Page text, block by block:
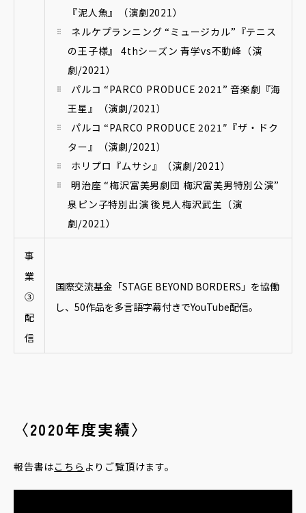
『泥人魚』（演劇2021）
ネルケプランニング “ミュージカル”『テニス
の王子様』 4thシーズン 青学vs不動峰（演
劇/2021）
パルコ “PARCO PRODUCE 2021” 音楽劇『海
王星』（演劇/2021）
パルコ “PARCO PRODUCE 2021″『ザ・ドク
ター』（演劇/2021）
ホリプロ『ムサシ』（演劇/2021）
明治座 “梅沢富美男劇団 梅沢富美男特別公演”
泉ピン子特別出演 後見人梅沢武生（演
劇/2021）
事
業
③
配
信
国際交流基金「STAGE BEYOND BORDERS」を協働
し、50作品を多言語字幕付きでYouTube配信。
〈2020年度実績〉
報告書はこちら よりご覧頂けます。